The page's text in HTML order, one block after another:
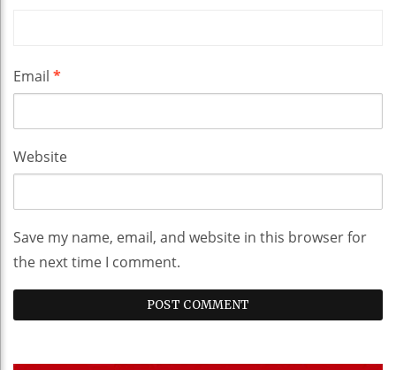
Email *
Website
Save my name, email, and website in this browser for
the next time I comment.